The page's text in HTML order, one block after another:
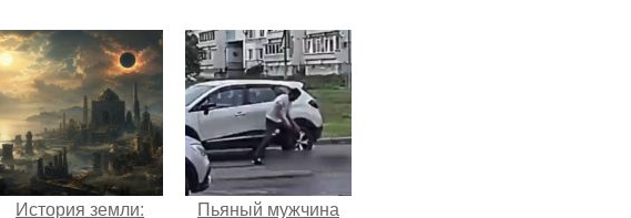
История земли: Пьяный мужчина